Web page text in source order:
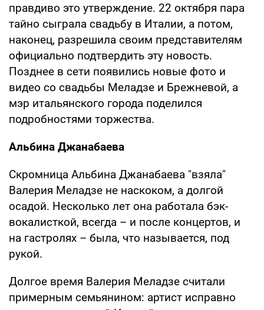
правдиво это утверждение. 22 октября пара
тайно сыграла свадьбу в Италии, а потом,
наконец, разрешила своим представителям
официально подтвердить эту новость.
Позднее в сети появились новые фото и
видео со свадьбы Меладзе и Брежневой, а
мэр итальянского города поделился
подробностями торжества.
Альбина Джанабаева
Скромница Альбина Джанабаева "взяла"
Валерия Меладзе не наскоком, а долгой
осадой. Несколько лет она работала бэк-
вокалисткой, всегда – и после концертов, и
на гастролях – была, что называется, под
рукой.
Долгое время Валерия Меладзе считали
примерным семьянином: артист исправно